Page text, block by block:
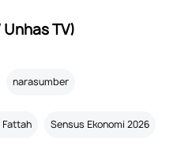
TV)
narasumber
Fattah Sensus Ekonomi 2026